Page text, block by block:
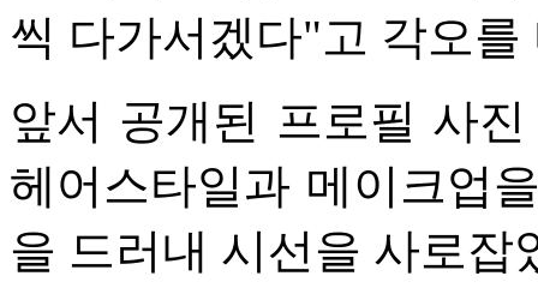
씩 다가서겠다"고 각오를
앞서 공개된 프로필 사
헤어스타일과 메이크업
을 드러내 시선을 사로잡